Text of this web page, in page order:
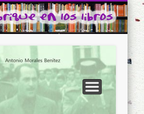
Ubrique en los libros
INICIO
CONTACTO